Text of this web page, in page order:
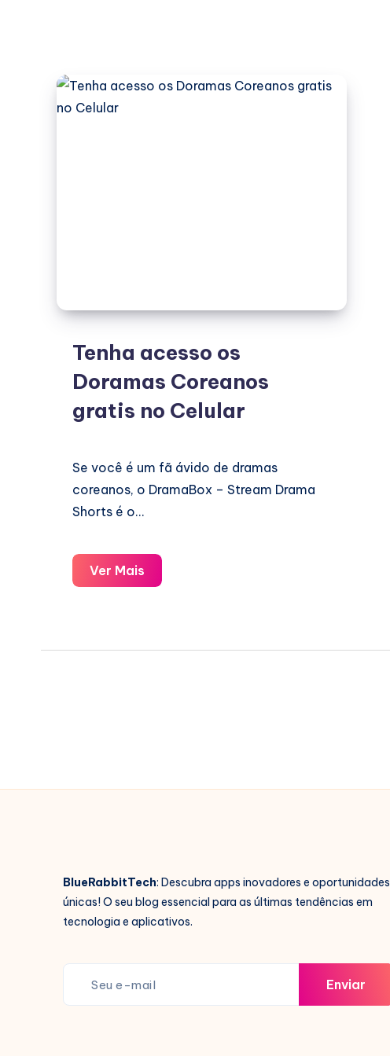
Tenha acesso os
Doramas Coreanos
gratis no Celular
Se você é um fã ávido de dramas
coreanos, o DramaBox – Stream Drama
Shorts é o…
Ver Mais
acesso
BlueRabbitTech: Descubra apps inovadores e oportunidades
únicas! O seu blog essencial para as últimas tendências em
tecnologia e aplicativos.
Enviar